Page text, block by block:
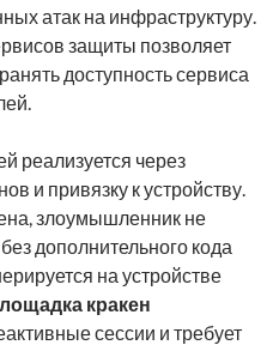
атак на инфраструктуру.
защиты позволяет
доступность сервиса
реализуется через
и привязку к устройству.
злоумышленник не
дополнительного кода
на устройстве
кракен
сессии и требует